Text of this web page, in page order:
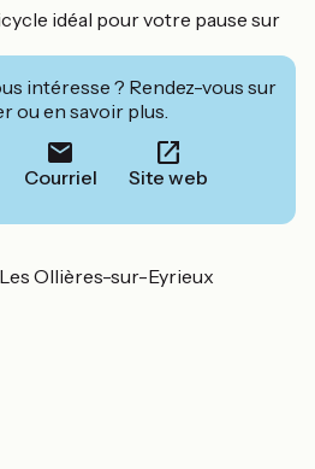
idéal pour votre pause sur
intéresse ? Rendez-vous sur
ou en savoir plus.
Courriel Site web
Les Ollières-sur-Eyrieux